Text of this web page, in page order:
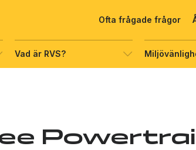
Ofta frågade frågor
Vad är RVS?